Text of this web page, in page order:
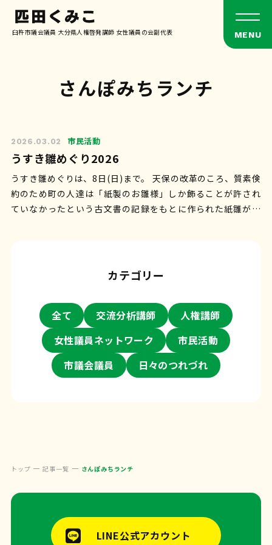
臼杵市議会議員 大分県人権啓発講師 女性議員の会副代表
さんぽみちランチ
2026.03.02 市民活動
うすき雛めぐり2026
うすき雛めぐりは、8日(日)まで。 天保の改革のころ、質素倹
約のため町の人達は「紙製のお雛様」しか飾ることが許され
ていなかったという古文書の記録をもとに作られた紙雛があ
カテゴリー
全て 交流分析講師
人権講師
女性議員ネットワーク
市民活動
市議会議員
日々のつれづれ
トップ 記事一覧 さんぽみちランチ
LINE公式アカウント